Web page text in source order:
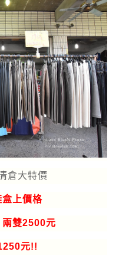
倉大特價
上價格
雙2500元
元!!